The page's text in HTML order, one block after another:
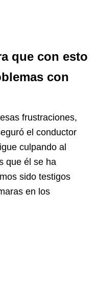
que con esto
con
frustraciones,
el conductor
culpando al
que él se ha
sido testigos
en los